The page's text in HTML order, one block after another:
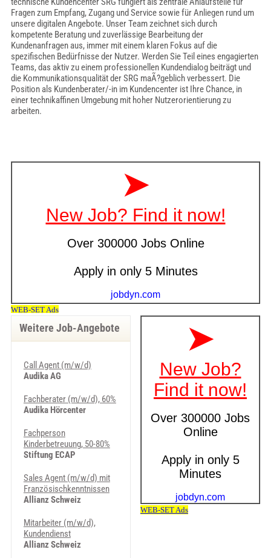
Fragen zum Empfang, Zugang und Service sowie für Anliegen rund um
unsere digitalen Angebote. Unser Team zeichnet sich durch
kompetente Beratung und zuverlässige Bearbeitung der
Kundenanfragen aus, immer mit einem klaren Fokus auf die
spezifischen Bedürfnisse der Nutzer. Werden Sie Teil eines engagierten
Teams, das aktiv zu einem professionellen Kundendialog beiträgt und
die Kommunikationsqualität der SRG maÃ?geblich verbessert. Die
Position als Kundenberater/-in im Kundencenter ist Ihre Chance, in
einer technikaffinen Umgebung mit hoher Nutzerorientierung zu
arbeiten.
Weitere Job-Angebote
Call Agent (m/w/d)
Audika AG
Fachberater (m/w/d), 60%
Audika Hörcenter
Fachperson
Kinderbetreuung, 50-80%
Stiftung ECAP
Sales Agent (m/w/d) mit
Französischkenntnissen
Allianz Schweiz
Mitarbeiter (m/w/d),
Kundendienst
Allianz Schweiz